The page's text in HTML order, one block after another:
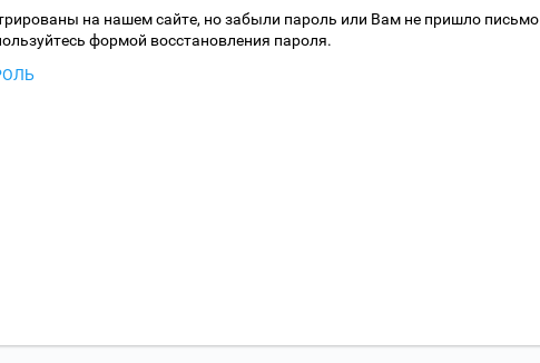
на нашем сайте, но забыли пароль или Вам не пришло письмо
формой восстановления пароля.